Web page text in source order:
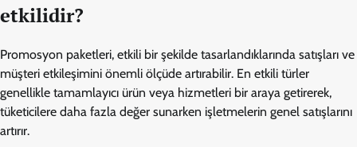
etkilidir?
Promosyon paketleri, etkili bir şekilde tasarlandıklarında satışları ve
müşteri etkileşimini önemli ölçüde artırabilir. En etkili türler
genellikle tamamlayıcı ürün veya hizmetleri bir araya getirerek,
tüketicilere daha fazla değer sunarken işletmelerin genel satışlarını
artırır.